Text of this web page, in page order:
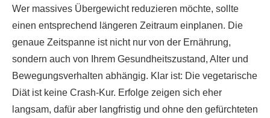
Wer massives Übergewicht reduzieren möchte, sollte
einen entsprechend längeren Zeitraum einplanen. Die
genaue Zeitspanne ist nicht nur von der Ernährung,
sondern auch von Ihrem Gesundheitszustand, Alter und
Bewegungsverhalten abhängig. Klar ist: Die vegetarische
Diät ist keine Crash-Kur. Erfolge zeigen sich eher
langsam, dafür aber langfristig und ohne den gefürchteten